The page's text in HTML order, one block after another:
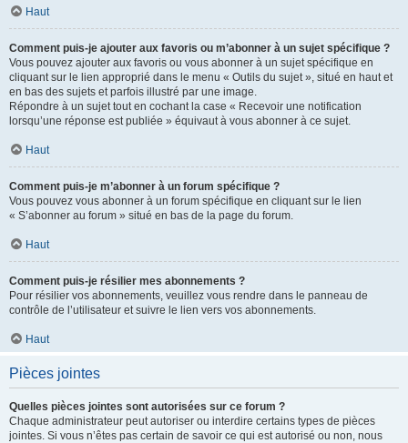
Haut
Comment puis-je ajouter aux favoris ou m’abonner à un sujet spécifique ?
Vous pouvez ajouter aux favoris ou vous abonner à un sujet spécifique en
cliquant sur le lien approprié dans le menu « Outils du sujet », situé en haut et
en bas des sujets et parfois illustré par une image.
Répondre à un sujet tout en cochant la case « Recevoir une notification
lorsqu’une réponse est publiée » équivaut à vous abonner à ce sujet.
Haut
Comment puis-je m’abonner à un forum spécifique ?
Vous pouvez vous abonner à un forum spécifique en cliquant sur le lien
« S’abonner au forum » situé en bas de la page du forum.
Haut
Comment puis-je résilier mes abonnements ?
Pour résilier vos abonnements, veuillez vous rendre dans le panneau de
contrôle de l’utilisateur et suivre le lien vers vos abonnements.
Haut
Pièces jointes
Quelles pièces jointes sont autorisées sur ce forum ?
Chaque administrateur peut autoriser ou interdire certains types de pièces
jointes. Si vous n’êtes pas certain de savoir ce qui est autorisé ou non, nous